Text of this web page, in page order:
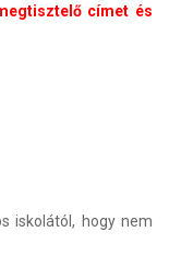
címet és
iskolától, hogy nem